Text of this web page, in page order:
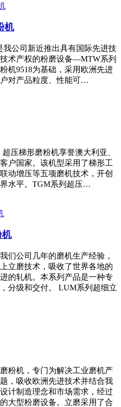
机
公司新近推出具有国际先进技
术产权的粉磨设备—MTW系列
机9518为基础，采用欧洲先进
对产品粒度、性能可…
压梯形磨粉机享誉澳大利亚、
户国家。该机型采用了梯形工
动增压等五项磨机技术，开创
水平。TGM系列超压…
们公司几年的磨机生产经验，
立磨技术，吸收了世界各地的
的轧机。本系列产品是一种专
分级和交付。 LUM系列超细立
粉机，专门为解决工业磨机产
，吸收欧洲先进技术并结合我
计制造理念和市场需求，经过
大型粉磨设备。立磨采用了合